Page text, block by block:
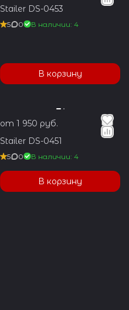
Stailer DS-0453
5 0 В наличии: 4
В корзину
от 1 950 руб.
Stailer DS-0451
5 0 В наличии: 4
В корзину